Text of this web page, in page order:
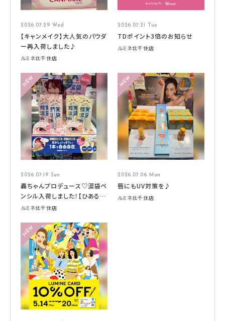
2026.07.29 Wed
【キャンメイク】大人気のパウダ
ー再入荷しました♪
ルミネ北千住店
2026.07.21 Tue
TDポイント3倍のお知らせ
ルミネ北千住店
2026.07.19 Sun
轟ちゃんプロデュース♡涙袋ペ
ンシル入荷しました！【ひあるみ
ー】
ルミネ北千住店
2026.07.06 Mon
唇にもUV対策を♪
ルミネ北千住店